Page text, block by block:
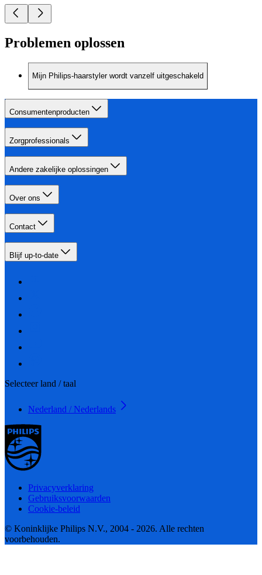
Problemen oplossen
Mijn Philips-haarstyler wordt vanzelf uitgeschakeld
Consumentenproducten
Zorgprofessionals
Andere zakelijke oplossingen
Over ons
Contact
Blijf up-to-date
Selecteer land / taal
Nederland / Nederlands
Privacyverklaring
Gebruiksvoorwaarden
Cookie-beleid
© Koninklijke Philips N.V., 2004 - 2026. Alle rechten
voorbehouden.